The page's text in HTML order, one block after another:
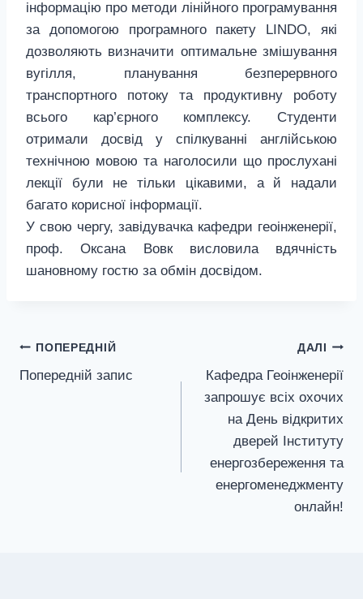
інформацію про методи лінійного програмування
за допомогою програмного пакету LINDO, які
дозволяють визначити оптимальне змішування
вугілля, планування безперервного
транспортного потоку та продуктивну роботу
всього кар’єрного комплексу. Студенти
отримали досвід у спілкуванні англійською
технічною мовою та наголосили що прослухані
лекції були не тільки цікавими, а й надали
багато корисної інформації.
У свою чергу, завідувачка кафедри геоінженерії,
проф. Оксана Вовк висловила вдячність
шановному гостю за обмін досвідом.
Навігація
записів
ПОПЕРЕДНІЙ
Попередній запис
ДАЛІ
Кафедра Геоінженерії
запрошує всіх охочих
на День відкритих
дверей Інституту
енергозбереження та
енергоменеджменту
онлайн!